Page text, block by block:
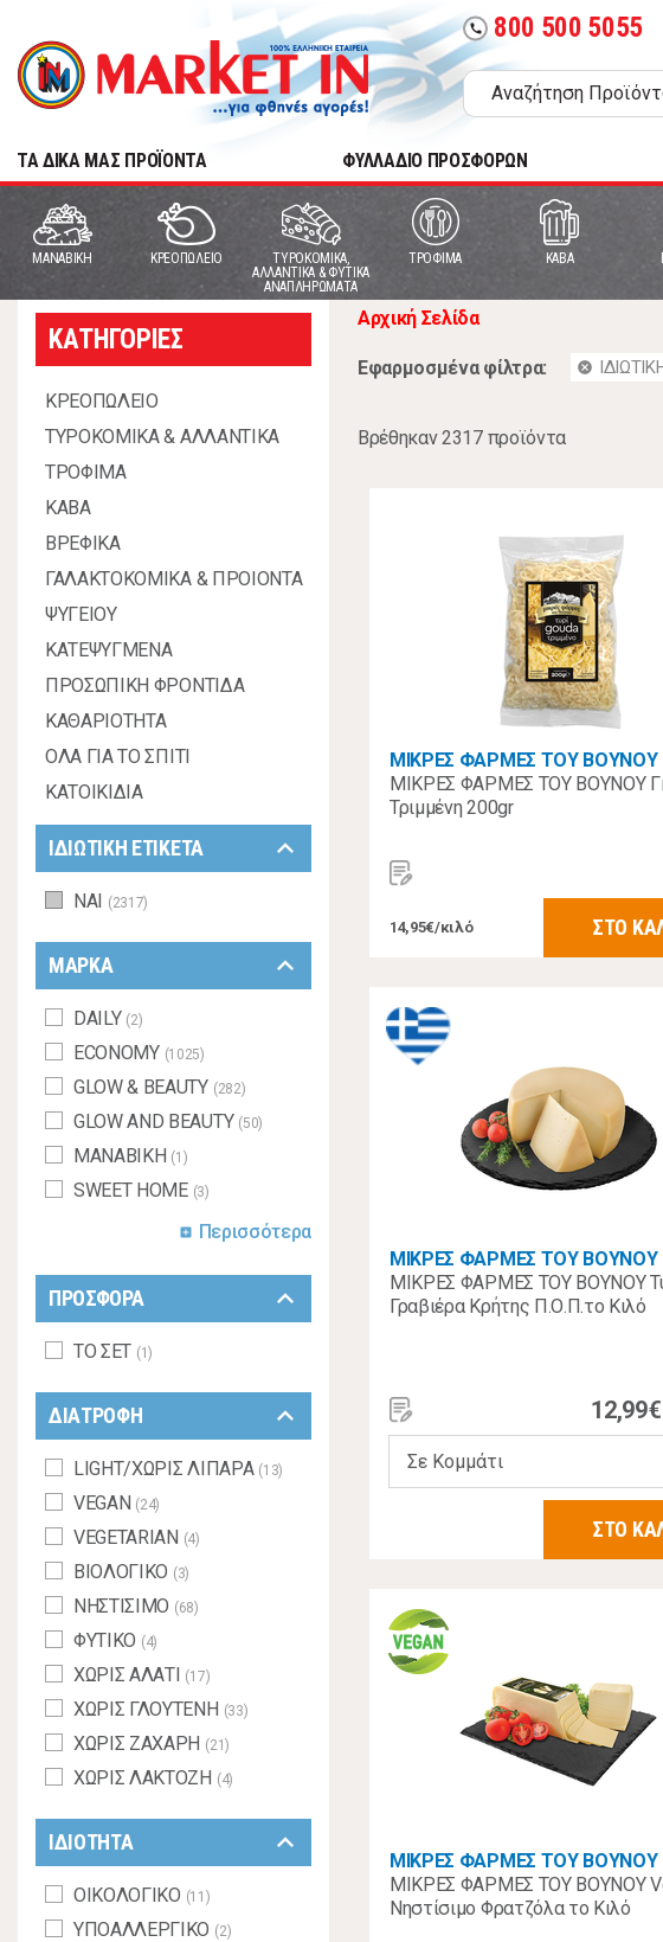
call 800 500 5055
TA ΔΙΚΑ ΜΑΣ ΠΡΟΪΟΝΤΑ ΦΥΛΛΑΔΙΟ ΠΡΟΣΦΟΡΩΝ
MANABIKH ΚΡΕΟΠΩΛΕΙΟ
ΤΥΡΟΚΟΜΙΚΑ,
ΑΛΛΑΝΤΙΚΑ & ΦΥΤΙΚΑ
ΑΝΑΠΛΗΡΩΜΑΤΑ
ΤΡΟΦΙΜΑ ΚΑΒΑ
ΚΑΤΗΓΟΡΙΕΣ
ΚΡΕΟΠΩΛΕΙΟ
ΤΥΡΟΚΟΜΙΚΑ & ΑΛΛΑΝΤΙΚΑ
ΤΡΟΦΙΜΑ
ΚΑΒΑ
ΒΡΕΦΙΚΑ
ΓΑΛΑΚΤΟΚΟΜΙΚΑ & ΠΡΟΙΟΝΤΑ
ΨΥΓΕΙΟΥ
ΚΑΤΕΨΥΓΜΕΝΑ
ΠΡΟΣΩΠΙΚΗ ΦΡΟΝΤΙΔΑ
ΚΑΘΑΡΙΟΤΗΤΑ
ΟΛΑ ΓΙΑ ΤΟ ΣΠΙΤΙ
ΚΑΤΟΙΚΙΔΙΑ
ΙΔΙΩΤΙΚΗ ΕΤΙΚΕΤΑ keyboard_arrow_down
ΝΑΙ (2317)
ΜΑΡΚΑ keyboard_arrow_down
DAILY (2)
ECONOMY (1025)
GLOW & BEAUTY (282)
GLOW AND BEAUTY (50)
MANABIKH (1)
SWEET HOME (3)
add_box Περισσότερα
ΠΡΟΣΦΟΡΑ keyboard_arrow_down
ΤΟ ΣΕΤ (1)
ΔΙΑΤΡΟΦΗ keyboard_arrow_down
LIGHT/ΧΩΡΙΣ ΛΙΠΑΡΑ (13)
VEGAN (24)
VEGETARIAN (4)
ΒΙΟΛΟΓΙΚΟ (3)
ΝΗΣΤΙΣΙΜΟ (68)
ΦΥΤΙΚΟ (4)
ΧΩΡΙΣ ΑΛΑΤΙ (17)
ΧΩΡΙΣ ΓΛΟΥΤΕΝΗ (33)
ΧΩΡΙΣ ΖΑΧΑΡΗ (21)
ΧΩΡΙΣ ΛΑΚΤΟΖΗ (4)
ΙΔΙΟΤΗΤΑ keyboard_arrow_down
ΟΙΚΟΛΟΓΙΚΟ (11)
ΥΠΟΑΛΛΕΡΓΙΚΟ (2)
Αρχική Σελίδα
Εφαρμοσμένα φίλτρα: cancel
Βρέθηκαν 2317 προϊόντα
ΜΙΚΡΕΣ ΦΑΡΜΕΣ ΤΟΥ ΒΟΥΝΟΥ
ΜΙΚΡΕΣ ΦΑΡΜΕΣ ΤΟΥ ΒΟΥΝΟΥ
Τριμμένη 200gr
14,95€/κιλό ΣΤΟ
ΜΙΚΡΕΣ ΦΑΡΜΕΣ ΤΟΥ ΒΟΥΝΟΥ
ΜΙΚΡΕΣ ΦΑΡΜΕΣ ΤΟΥ ΒΟΥΝΟΥ
Γραβιέρα Κρήτης Π.Ο.Π.το Κιλό
ΣΤΟ
ΜΙΚΡΕΣ ΦΑΡΜΕΣ ΤΟΥ ΒΟΥΝΟΥ
ΜΙΚΡΕΣ ΦΑΡΜΕΣ ΤΟΥ ΒΟΥΝΟΥ
Νηστίσιμο Φρατζόλα το Κιλό